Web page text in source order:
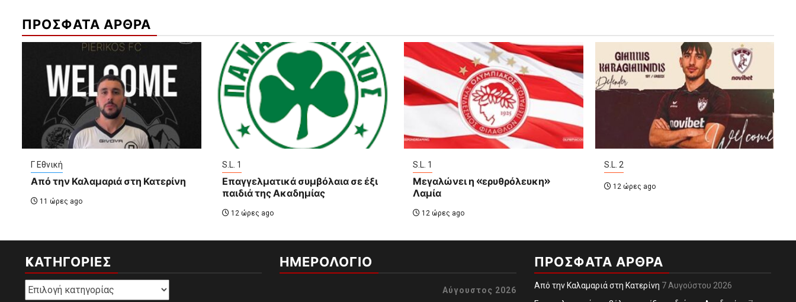
ΠΡΟΣΦΑΤΑ ΑΡΘΡΑ
Γ Εθνική
Από την Καλαμαριά στη Κατερίνη
11 ώρες ago
S.L. 1
Επαγγελματικά συμβόλαια σε έξι
παιδιά της Ακαδημίας
12 ώρες ago
S.L. 1
Μεγαλώνει η «ερυθρόλευκη»
Λαμία
12 ώρες ago
S.L. 2
12 ώρες ago
KΑΤΗΓΟΡΊΕΣ
Kατηγορίες
ΗΜΕΡΟΛΟΓΙΟ
Αύγουστος 2026
ΠΡΌΣΦΑΤΑ ΆΡΘΡΑ
Από την Καλαμαριά στη Κατερίνη 7 Αυγούστου 2026